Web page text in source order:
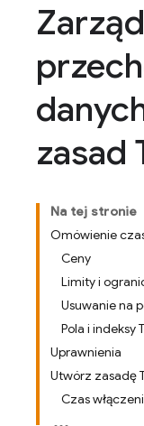
zasad
Na tej stronie
Omówienie
Ceny
Limity i
Usuwanie na
Pola i indeksy
Uprawnienia
Utwórz zasadę
Czas